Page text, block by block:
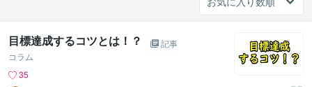
目標達成するコツとは！？
記事
コラム
35